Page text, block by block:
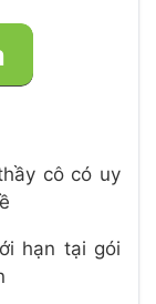
cô có uy
hạn tại gói